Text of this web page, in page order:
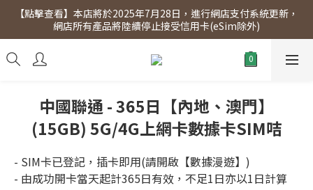
【點擊查看】會員專享 星期三全單95折!!!（優惠期至2026年12月
31日）。滿$300即免運費。
【點擊查看】本店將於2025年7月28日，進行網店支付系統更新，
網店所有產品將陸續停止接受信用卡(eSim除外)
【點擊查看】會員專享 星期三全單95折!!!（優惠期至2026年12月
31日）。滿$300即免運費。
中國聯通 - 365日【內地、澳門】
(15GB) 5G/4G上網卡數據卡SIM咭
- SIM卡已登記，插卡即用(請開啟【數據漫遊】)
- 由成功開卡當天起計365日有效，不足1日亦以1日計算